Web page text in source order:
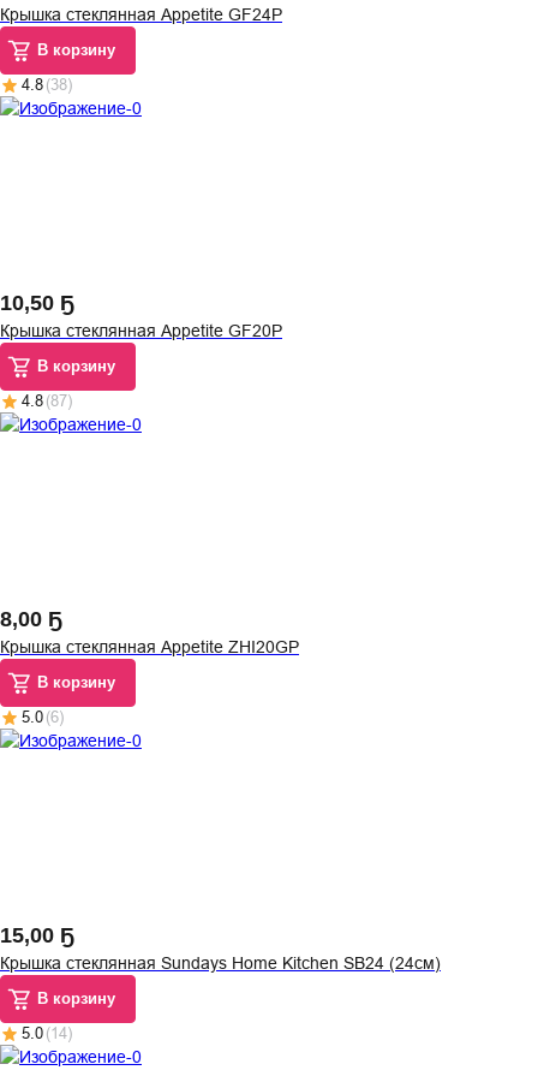
Крышка стеклянная Appetite GF24P
В корзину
4.8 (38)
10,50 Ҕ
Крышка стеклянная Appetite GF20P
В корзину
4.8 (87)
8,00 Ҕ
Крышка стеклянная Appetite ZHI20GP
В корзину
5.0 (6)
15,00 Ҕ
Крышка стеклянная Sundays Home Kitchen SB24 (24см)
В корзину
5.0 (14)